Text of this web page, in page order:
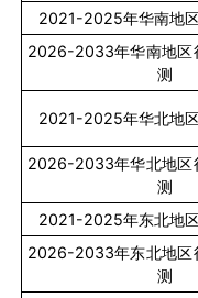
2021-2025年华南地
2026-2033年华南地区
测
2021-2025年华北地
2026-2033年华北地区
测
2021-2025年东北地
2026-2033年东北地区
测